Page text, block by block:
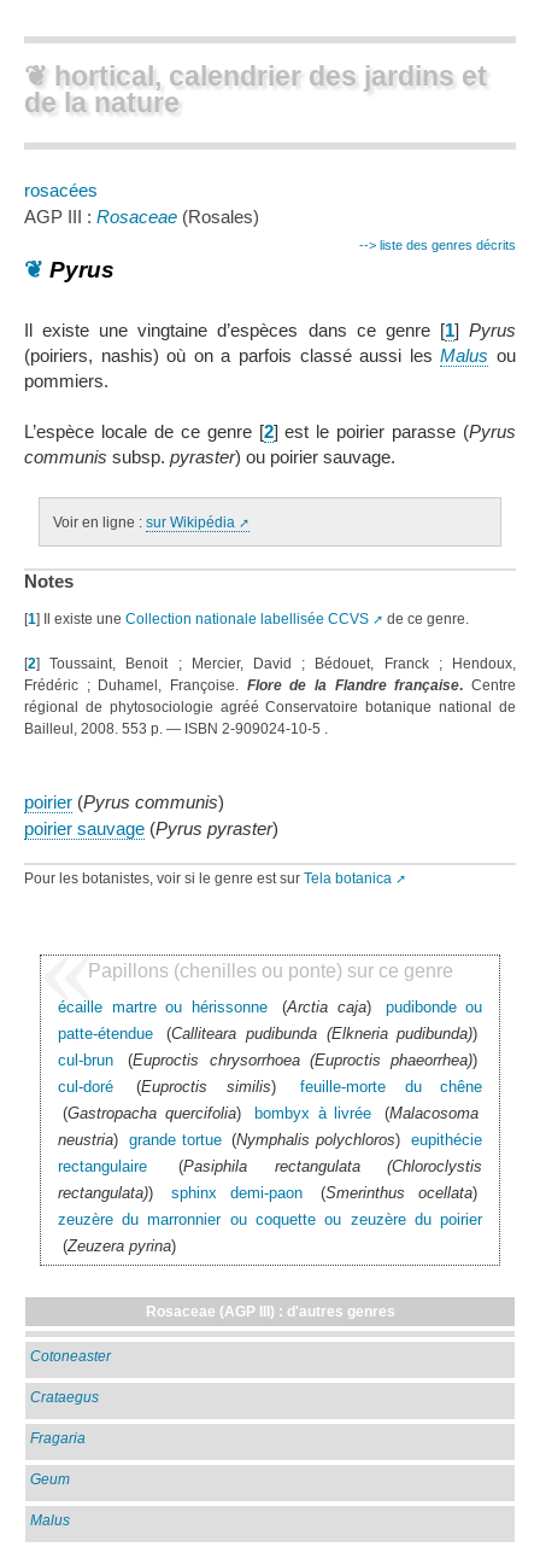
❦ hortical, calendrier des jardins et
de la nature
rosacées
AGP III : Rosaceae (Rosales)
--> liste des genres décrits
❦ Pyrus
Il existe une vingtaine d’espèces dans ce genre[1] Pyrus
(poiriers, nashis) où on a parfois classé aussi lesMalus ou
pommiers.
L’espèce locale de ce genre[2] est le poirier parasse (Pyrus
communis subsp. pyraster) ou poirier sauvage.
Voir en ligne : sur Wikipédia
Notes
[1] Il existe une Collection nationale labellisée CCVS de ce genre.
[2]Toussaint, Benoit ; Mercier, David ; Bédouet, Franck ; Hendoux,
Frédéric ; Duhamel, Françoise. Flore de la Flandre française. Centre
régional de phytosociologie agréé Conservatoire botanique national de
Bailleul, 2008. 553 p. — ISBN 2-909024-10-5 .
poirier (Pyrus communis)
poirier sauvage (Pyrus pyraster)
Pour les botanistes, voir si le genre est sur Tela botanica
Papillons (chenilles ou ponte) sur ce genre
écaille martre ou hérissonne (Arctia caja)
pudibonde ou
patte-étendue
(Calliteara pudibunda (Elkneria pudibunda))
cul-brun
(Euproctis chrysorrhoea (Euproctis phaeorrhea))
cul-doré
(Euproctis similis)
feuille-morte du chêne
(Gastropacha quercifolia) bombyx à livrée (Malacosoma
neustria) grande tortue (Nymphalis polychloros)
eupithécie
rectangulaire
(Pasiphila rectangulata (Chloroclystis
rectangulata)) sphinx demi-paon (Smerinthus ocellata)
zeuzère du marronnier ou coquette ou zeuzère du poirier
(Zeuzera pyrina)
Rosaceae (AGP III) : d'autres genres
Cotoneaster
Crataegus
Fragaria
Geum
Malus